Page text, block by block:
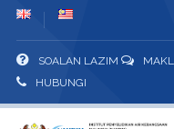
SOALAN LAZIM
HUBUNGI